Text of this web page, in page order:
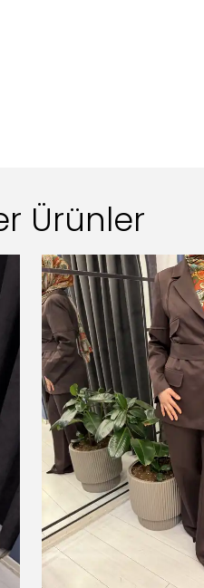
Ürünler